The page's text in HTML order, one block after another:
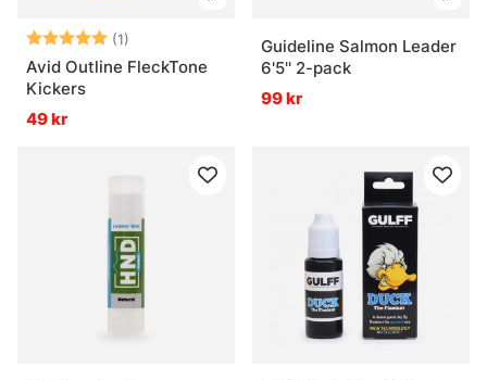
Betyg: (1)
5.0 utav 5 stjärnor
Avid Outline FleckTone
Kickers
49 kr
Guideline Salmon Leader
6'5'' 2-pack
99 kr